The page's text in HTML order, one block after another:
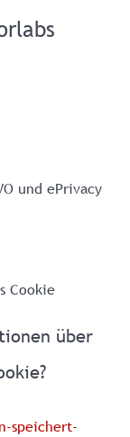
und ePrivacy
Cookie
über
speichert-